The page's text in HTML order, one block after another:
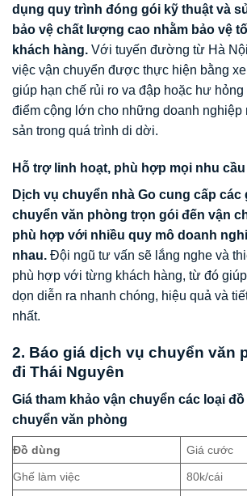
dụng quy trình đóng gói kỹ thuật và
bảo vệ chất lượng cao nhằm bảo vệ
khách hàng. Với tuyến đường từ Hà
việc vận chuyển được thực hiện bằng
giúp hạn chế rủi ro va đập hoặc hư
điểm cộng lớn cho những doanh nghiệp
sản trong quá trình di dời.
Hỗ trợ linh hoạt, phù hợp mọi nhu cầu
Dịch vụ chuyển nhà Go cung cấp các
chuyển văn phòng trọn gói đến vận
phù hợp với nhiều quy mô doanh
nhau. Đội ngũ tư vấn sẽ lắng nghe và
phù hợp với từng khách hàng, từ đó
dọn diễn ra nhanh chóng, hiệu quả và
nhất.
2. Báo giá dịch vụ chuyển văn
đi Thái Nguyên
Giá tham khảo vận chuyển các loại
chuyển văn phòng
Đồ dùng Giá cước
Ghế làm việc 80k/cái